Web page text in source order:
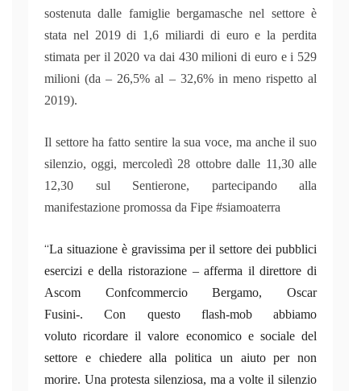
sostenuta dalle famiglie bergamasche nel settore è
stata nel 2019 di 1,6 miliardi di euro e la perdita
stimata per il 2020 va dai 430 milioni di euro e i 529
milioni (da – 26,5% al – 32,6% in meno rispetto al
2019).
Il settore ha fatto sentire la sua voce, ma anche il suo
silenzio, oggi, mercoledì 28 ottobre dalle 11,30 alle
12,30 sul Sentierone, partecipando alla
manifestazione promossa da Fipe #siamoaterra
“La situazione è gravissima per il settore dei pubblici
esercizi e della ristorazione–afferma il direttore di
Ascom Confcommercio Bergamo, Oscar
Fusini-. Con questo flash-mob abbiamo
voluto ricordare il valore economico e sociale del
settore e chiedere alla politica un aiuto per non
morire. Una protesta silenziosa, ma a volte il silenzio